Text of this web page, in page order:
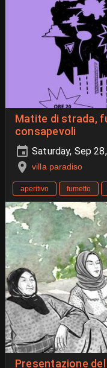
Matite di strada,
consapevoli
Saturday, Sep
villa paradiso
aperitivo fumetto
Presentazione